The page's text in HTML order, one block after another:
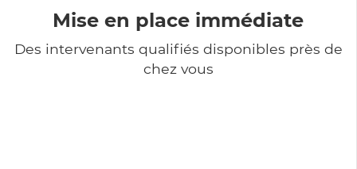
Mise en place immédiate
Des intervenants qualifiés disponibles près de
chez vous